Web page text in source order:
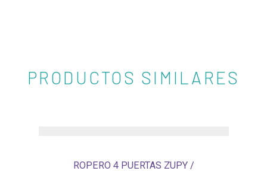
PRODUCTOS SIMILARES
ROPERO 4 PUERTAS ZUPY /